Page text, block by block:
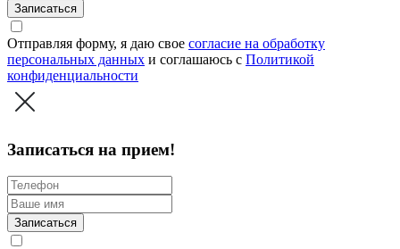
Записаться
Отправляя форму, я даю свое согласие на обработку
персональных данных и соглашаюсь c Политикой
конфиденциальности
Записаться на прием!
Записаться